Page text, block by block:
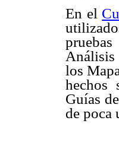
En el
los
hechos
Guías
de poca